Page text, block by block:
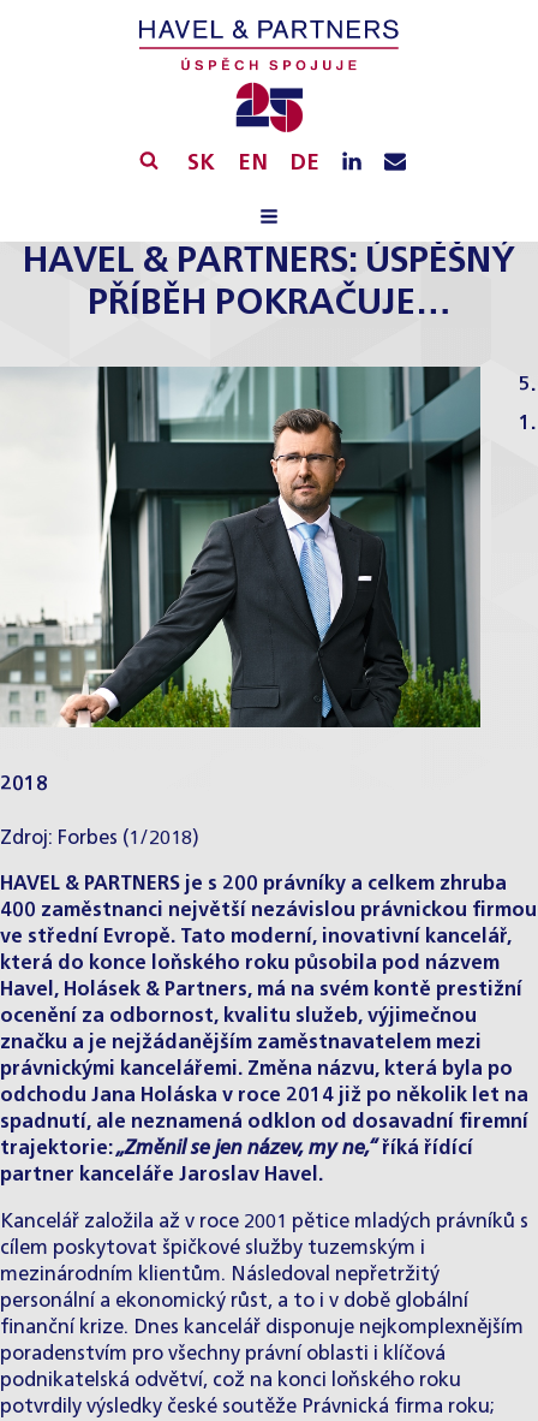
SK EN DE
HAVEL & PARTNERS: ÚSPĚŠNÝ
PŘÍBĚH POKRAČUJE…
5.
1.
2018
Zdroj: Forbes (1/2018)
HAVEL & PARTNERS je s 200 právníky a celkem zhruba
400 zaměstnanci největší nezávislou právnickou firmou
ve střední Evropě. Tato moderní, inovativní kancelář,
která do konce loňského roku působila pod názvem
Havel, Holásek & Partners, má na svém kontě prestižní
ocenění za odbornost, kvalitu služeb, výjimečnou
značku a je nejžádanějším zaměstnavatelem mezi
právnickými kancelářemi. Změna názvu, která byla po
odchodu Jana Holáska v roce 2014 již po několik let na
spadnutí, ale neznamená odklon od dosavadní firemní
trajektorie:„Změnil se jen název, my ne,“říká řídící
partner kanceláře Jaroslav Havel.
Kancelář založila až v roce 2001 pětice mladých právníků s
cílem poskytovat špičkové služby tuzemským i
mezinárodním klientům. Následoval nepřetržitý
personální a ekonomický růst, a to i v době globální
finanční krize. Dnes kancelář disponuje nejkomplexnějším
poradenstvím pro všechny právní oblasti i klíčová
podnikatelská odvětví, což na konci loňského roku
potvrdily výsledky české soutěže Právnická firma roku;